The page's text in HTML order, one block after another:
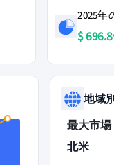
2025年
$
地域
最大市場
北米